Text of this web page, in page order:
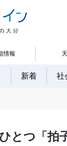
情報
新着 社
とつ「拍